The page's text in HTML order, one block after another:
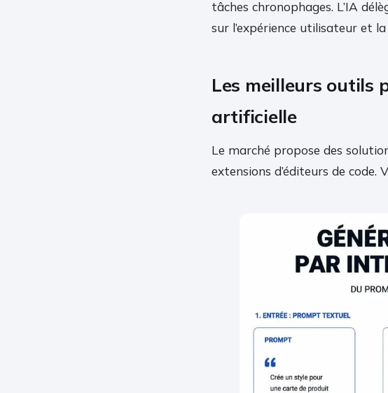
tâches chronophages. L’IA
sur l’expérience utilisateur et
Les meilleurs outils
artificielle
Le marché propose des
extensions d’éditeurs de